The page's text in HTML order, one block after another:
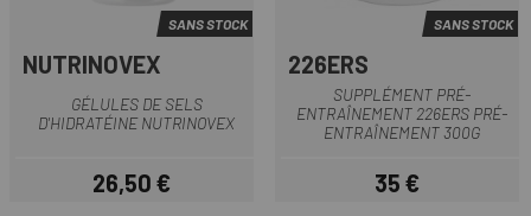
SANS STOCK
NUTRINOVEX
GÉLULES DE SELS
D'HIDRATÉINE NUTRINOVEX
Prix
26,50 €
SANS STOCK
226ERS
SUPPLÉMENT PRÉ-
ENTRAÎNEMENT 226ERS PRÉ-
ENTRAÎNEMENT 300G
Prix
35 €